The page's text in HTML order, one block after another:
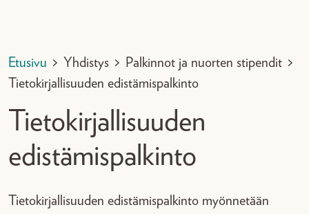
Etusivu > Yhdistys > Palkinnot ja nuorten stipendit >
Tietokirjallisuuden edistämispalkinto
Tietokirjallisuuden
edistämispalkinto
Tietokirjallisuuden edistämispalkinto myönnetään